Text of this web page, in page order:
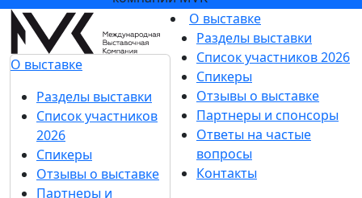
О выставке
Разделы выставки
Список участников
2026
Спикеры
Отзывы о выставке
Партнеры и
О выставке
Разделы выставки
Список участников 2026
Спикеры
Отзывы о выставке
Партнеры и спонсоры
Ответы на частые
вопросы
Контакты